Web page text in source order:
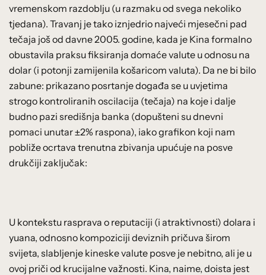
vremenskom razdoblju (u razmaku od svega nekoliko
tjedana). Travanj je tako iznjedrio najveći mjesečni pad
tečaja još od davne 2005. godine, kada je Kina formalno
obustavila praksu fiksiranja domaće valute u odnosu na
dolar (i potonji zamijenila košaricom valuta). Da ne bi bilo
zabune: prikazano posrtanje događa se u uvjetima
strogo kontroliranih oscilacija (tečaja) na koje i dalje
budno pazi središnja banka (dopušteni su dnevni
pomaci unutar ±2% raspona), iako grafikon koji nam
pobliže ocrtava trenutna zbivanja upućuje na posve
drukčiji zaključak:
U kontekstu rasprava o reputaciji (i atraktivnosti) dolara i
yuana, odnosno kompoziciji deviznih pričuva širom
svijeta, slabljenje kineske valute posve je nebitno, ali je u
ovoj priči od krucijalne važnosti. Kina, naime, doista jest